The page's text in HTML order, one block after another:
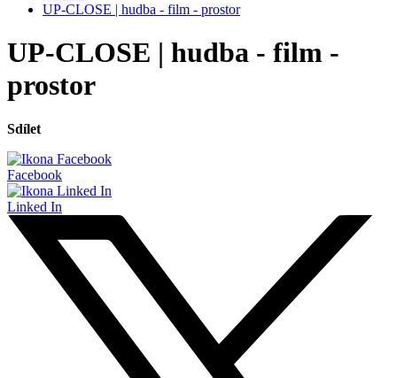
UP-CLOSE | hudba - film - prostor
UP-CLOSE | hudba - film -
prostor
Sdílet
Facebook
Linked In